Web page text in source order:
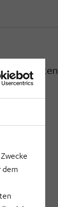
dem